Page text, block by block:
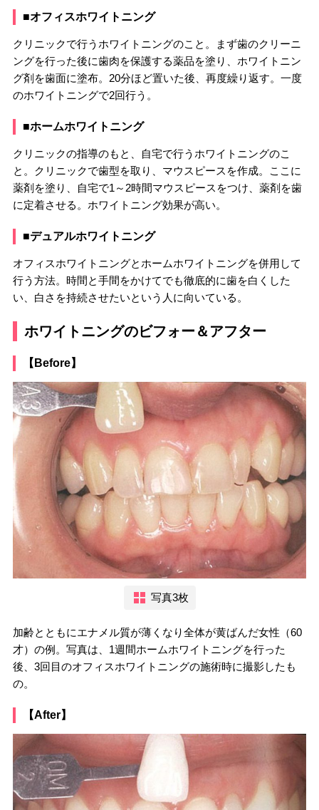
■オフィスホワイトニング
クリニックで行うホワイトニングのこと。まず歯のクリーニ
ングを行った後に歯肉を保護する薬品を塗り、ホワイトニン
グ剤を歯面に塗布。20分ほど置いた後、再度繰り返す。一度
のホワイトニングで2回行う。
■ホームホワイトニング
クリニックの指導のもと、自宅で行うホワイトニングのこ
と。クリニックで歯型を取り、マウスピースを作成。ここに
薬剤を塗り、自宅で1～2時間マウスピースをつけ、薬剤を歯
に定着させる。ホワイトニング効果が高い。
■デュアルホワイトニング
オフィスホワイトニングとホームホワイトニングを併用して
行う方法。時間と手間をかけてでも徹底的に歯を白くした
い、白さを持続させたいという人に向いている。
ホワイトニングのビフォー＆アフター
【Before】
写真3枚
加齢とともにエナメル質が薄くなり全体が黄ばんだ女性（60
才）の例。写真は、1週間ホームホワイトニングを行った
後、3回目のオフィスホワイトニングの施術時に撮影したも
の。
【After】